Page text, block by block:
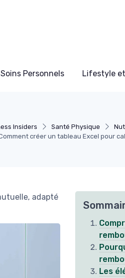
Personnels Lifestyle
Insiders Santé Physique
créer un tableau Excel pour
adapté
Les